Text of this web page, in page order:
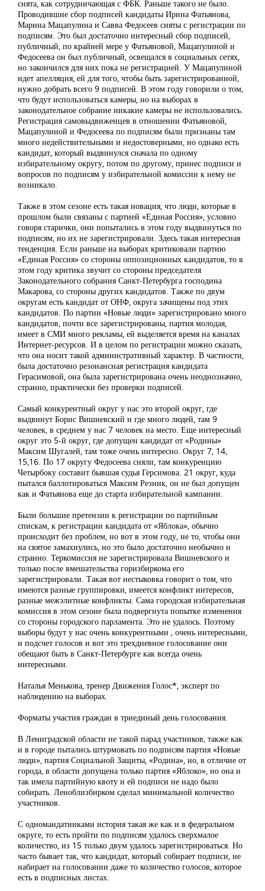
снята, как сотрудничающая с ФБК. Раньше такого не было.
Проводившие сбор подписей кандидаты Ирина Фатьянова,
Марина Мацапулина и Савва Федосеев сняты с регистрации по
подписям. Это был достаточно интересный сбор подписей,
публичный, по крайней мере у Фатьяновой, Мацапулиной и
Федосеева он был публичный, освещался в социальных сетях,
но закончился для них пока не регистрацией. У Мацапулиной
идет апелляция, ей для того, чтобы быть зарегистрированной,
нужно добрать всего 9 подписей. В этом году говорили о том,
что будут использоваться камеры, но на выборах в
законодательное собрание никакие камеры не использовались.
Регистрация самовыдвиженцев в отношении Фатьяновой,
Мацапулиной и Федосеева по подписям были признаны там
много недействительными и недостоверными, но однако есть
кандидат, который выдвинулся сначала по одному
избирательному округу, потом по другому, принес подписи и
вопросов по подписям у избирательной комиссии к нему не
возникало.
Также в этом сезоне есть такая новация, что люди, которые в
прошлом были связаны с партией «Единая Россия», условно
говоря старички, они попытались в этом году выдвинуться по
подписям, но их не зарегистрировали. Здесь такая интересная
тенденция. Если раньше на выборах критиковали партию
«Единая Россия» со стороны оппозиционных кандидатов, то в
этом году критика звучит со стороны председателя
Законодательного собрания Санкт-Петербурга господина
Макарова, со стороны других кандидатов. Также по двум
округам есть кандидат от ОНФ, округа зачищены под этих
кандидатов. По партии «Новые люди» зарегистрировано много
кандидатов, почти все зарегистрированы, партия молодая,
имеет в СМИ много рекламы, ей выделяется время на каналах
Интернет-ресурсов. И в целом по регистрации можно сказать,
что она носит такой административный характер. В частности,
была достаточно резонансная регистрация кандидата
Герасимовой, она была зарегистрирована очень неоднозначно,
странно, практически без проверки подписей.
Самый конкурентный округ у нас это второй округ, где
выдвинут Борис Вишневский и где много людей, там 9
человек, в среднем у нас 7 человек на место. Еще интересный
округ это 5-й округ, где допущен кандидат от «Родины»
Максим Шугалей, там тоже очень интересно. Округ 7, 14,
15,16. По 17 округу Федосеева сняли, там конкуренцию
Четырбоку составит бывшая судья Герсимова. 21 округ, куда
пытался баллотироваться Максим Резник, он не был допущен
как и Фатьянова еще до старта избирательной кампании.
Были большие претензии к регистрации по партийным
спискам, к регистрации кандидата от «Яблока», обычно
происходит без проблем, но вот в этом году, не то, чтобы они
на святое замахнулись, но это было достаточно необычно и
странно. Теркомиссия не зарегистрировала Вишневского и
только после вмешательства горизбиркома его
зарегистрировали. Такая вот нестыковка говорит о том, что
имеются разные группировки, имеется конфликт интересов,
разные межэлитные конфликты. Сама городская избирательная
комиссия в этом сезоне была подвергнута попытке изменения
со стороны городского парламента. Это не удалось. Поэтому
выборы будут у нас очень конкурентными , очень интересными,
и подсчет голосов и вот это трехдневное голосование они
обещают быть в Санкт-Петербурге как всегда очень
интересными.
Наталья Менькова, тренер Движения Голос*, эксперт по
наблюдению на выборах.
Форматы участия граждан в триединый день голосования.
В Лениградской области не такой парад участников, также как
и в городе пытались штурмовать по подписям партия «Новые
люди», партия Социальной Защиты, «Родина», но, в отличие от
города, в области допущена только партия «Яблоко», но она и
так имела партийную квоту и ей подписи не надо было
собирать. Леноблизбирком сделал минимальной количество
участников.
С одномандатниками история такая же как и в федеральном
округе, то есть пройти по подписям удалось сверхмалое
количество, из 15 только двум удалось зарегистрироваться. Но
часто бывает так, что кандидат, который собирает подписи, не
набирает на голосовании даже то количество голосов, которое
есть в подписных листах.